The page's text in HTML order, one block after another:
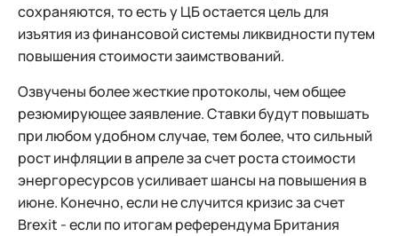
сохраняются, то есть у ЦБ остается цель для
изъятия из финансовой системы ликвидности путем
повышения стоимости заимствований.
Озвучены более жесткие протоколы, чем общее
резюмирующее заявление. Ставки будут повышать
при любом удобном случае, тем более, что сильный
рост инфляции в апреле за счет роста стоимости
энергоресурсов усиливает шансы на повышения в
июне. Конечно, если не случится кризис за счет
Brexit - если по итогам референдума Британия